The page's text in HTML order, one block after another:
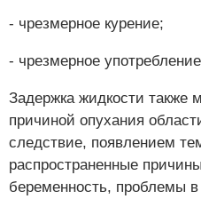
- чрезмерное курение;
- чрезмерное
Задержка жидкости также
причиной опухания
следствие, появлением
распространенные
беременность, проблемы